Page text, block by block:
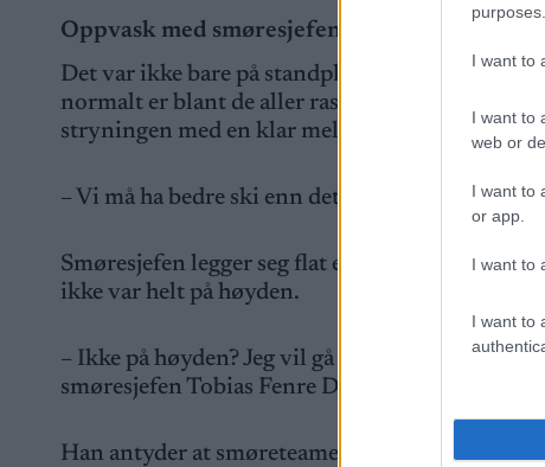
purposes.
I want to
I want to
web or
I want to
or app.
I want to
I want to
Oppvask med smøresjefen
Det var ikke bare på standplass det gikk tungt
normalt er blant de aller raskeste var så vidt
stryningen med en klar melding til
– Vi må ha bedre ski enn det her, skal vi klare å
Smøresjefen legger seg flat etter fiaskoen med
ikke var helt på høyden.
– Ikke på høyden? Jeg vil gå lenger enn det. De
smøresjefen Tobias Fenre Dahl.
Han antyder at smøreteamet nå får en lang